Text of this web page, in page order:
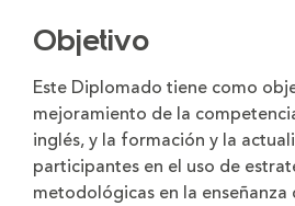
Objetivo
Este Diplomado tiene como
mejoramiento de la
inglés, y la formación y la
participantes en el uso de
metodológicas en la enseñanza